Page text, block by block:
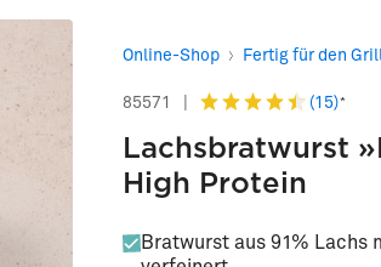
Online-Shop Fertig für den
85571 (15)*
Lachsbratwurst
High Protein
Bratwurst aus 91% Lachs